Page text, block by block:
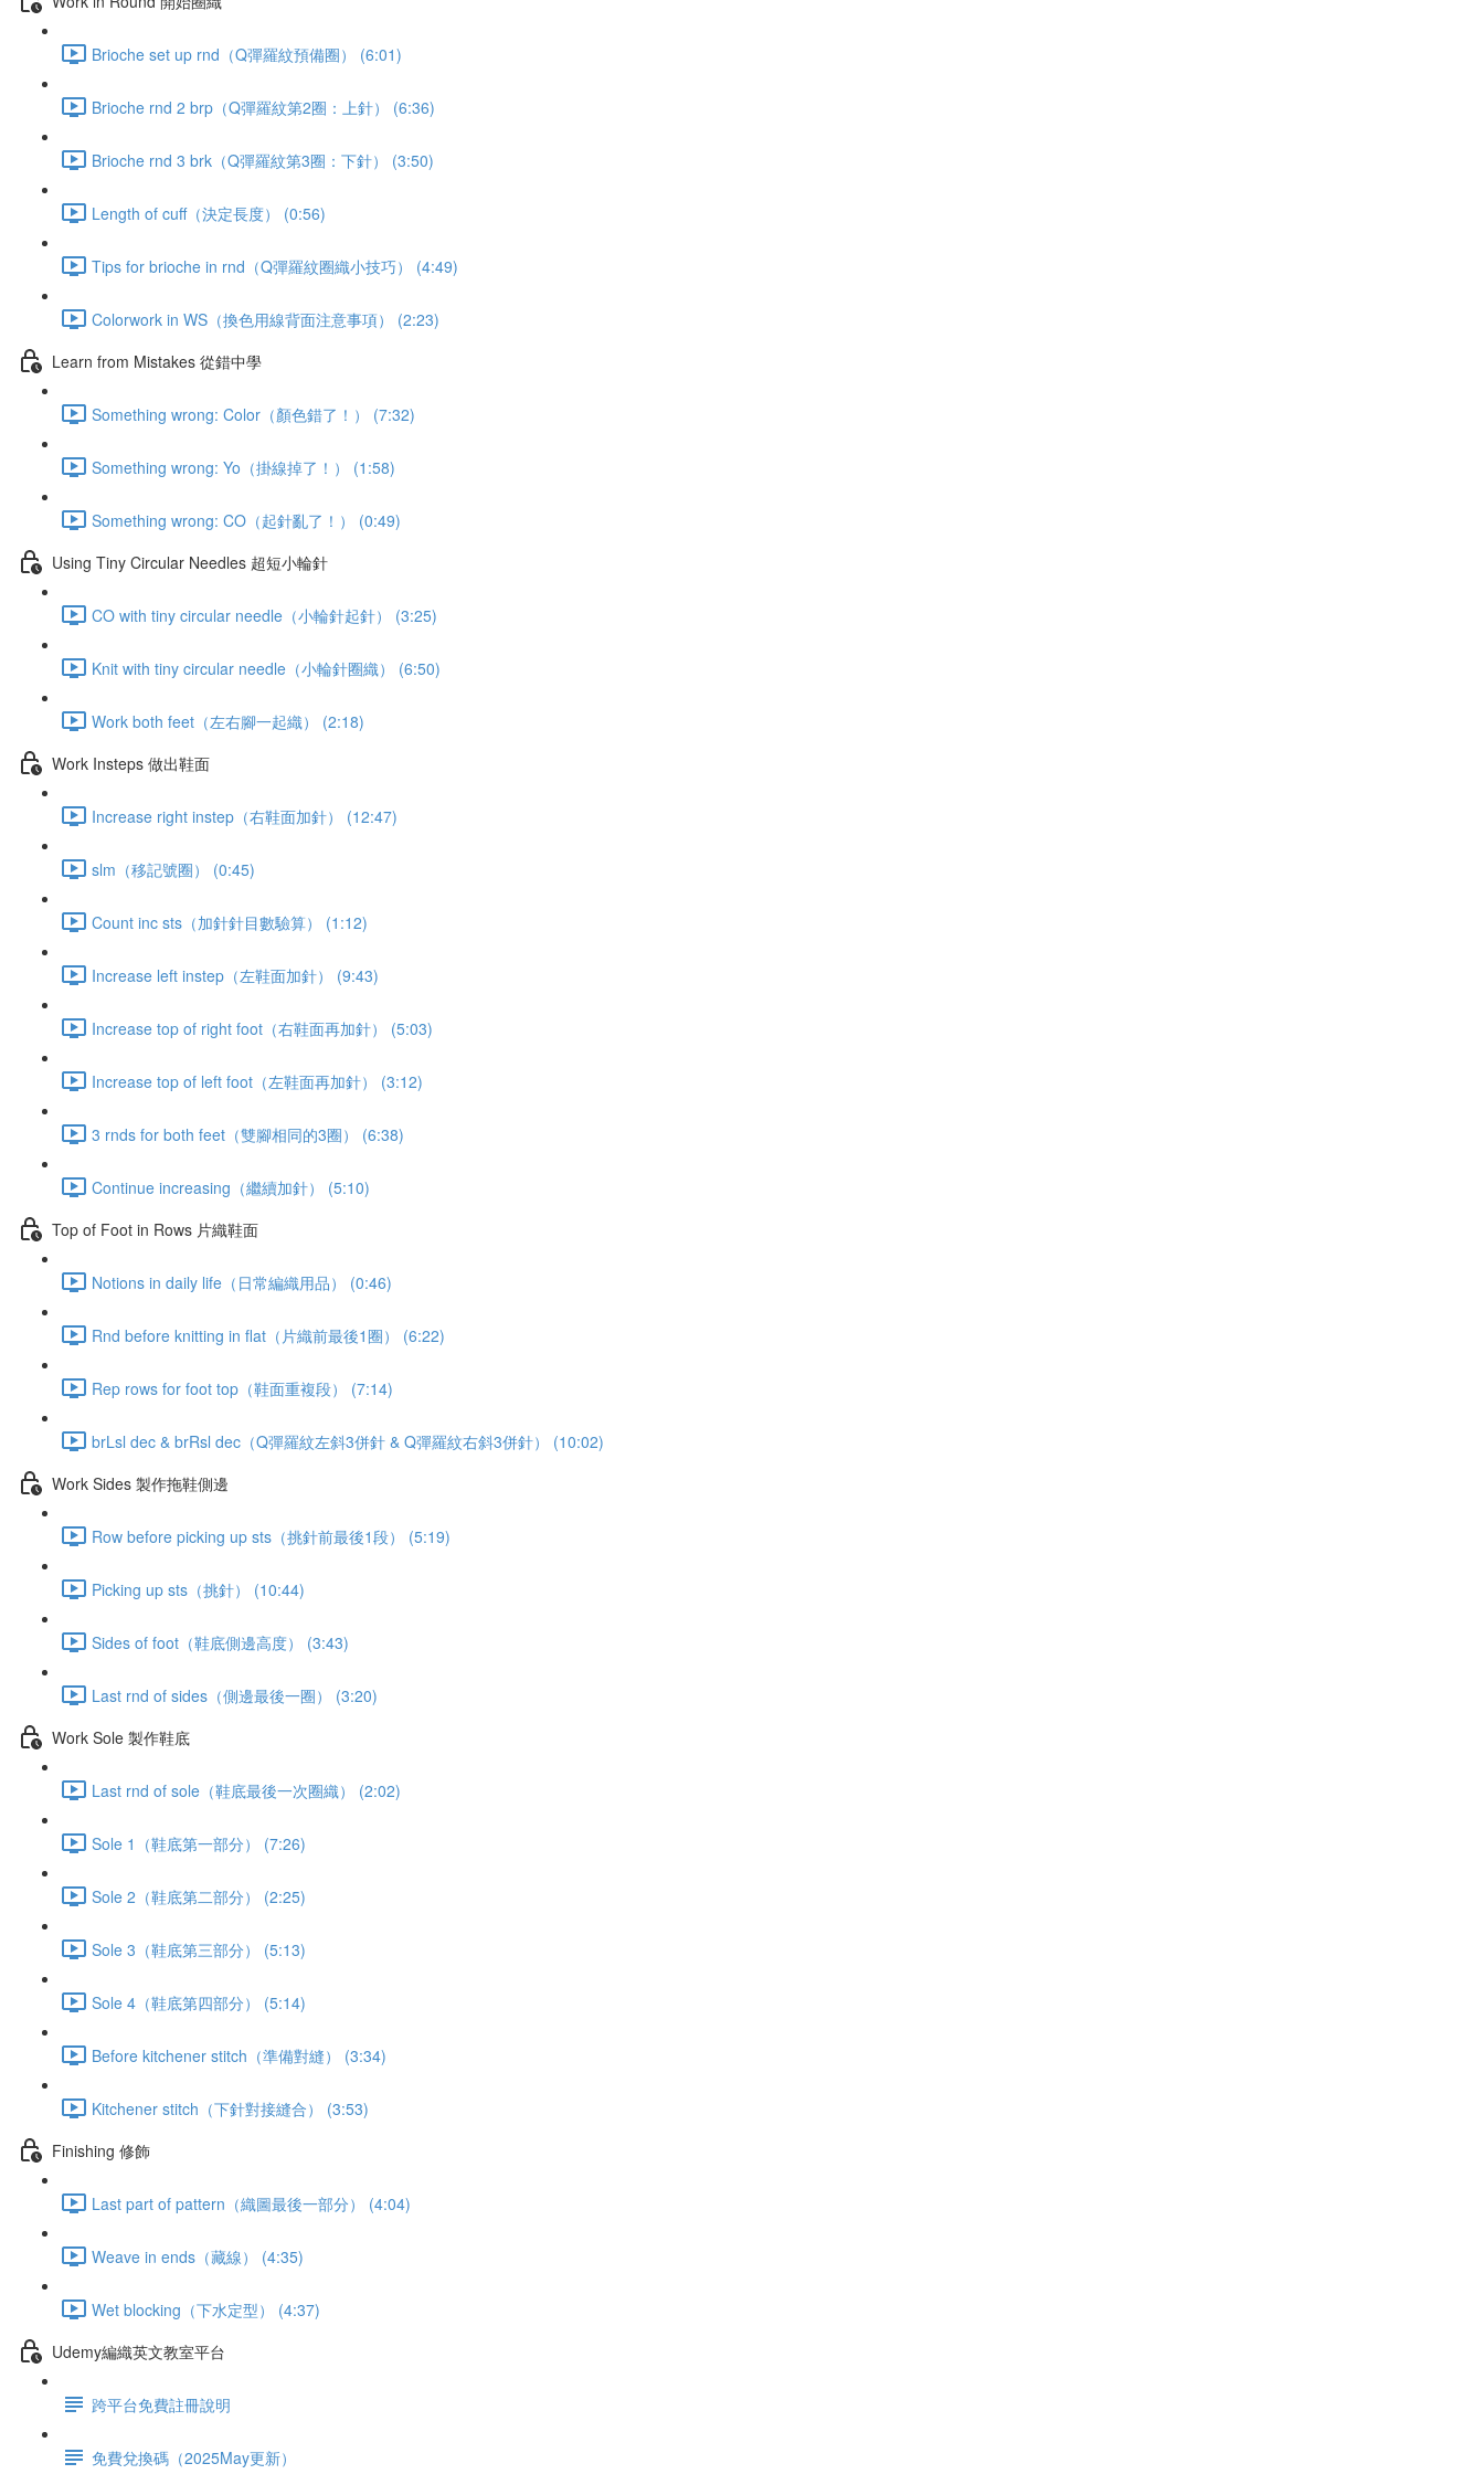
Brioche set up rnd（Q彈羅紋預備圈） (6:01)
Brioche rnd 2 brp（Q彈羅紋第2圈：上針） (6:36)
Brioche rnd 3 brk（Q彈羅紋第3圈：下針） (3:50)
Length of cuff（決定長度） (0:56)
Tips for brioche in rnd（Q彈羅紋圈織小技巧） (4:49)
Colorwork in WS（換色用線背面注意事項） (2:23)
Learn from Mistakes 從錯中學
Something wrong: Color（顏色錯了！） (7:32)
Something wrong: Yo（掛線掉了！） (1:58)
Something wrong: CO（起針亂了！） (0:49)
Using Tiny Circular Needles 超短小輪針
CO with tiny circular needle（小輪針起針） (3:25)
Knit with tiny circular needle（小輪針圈織） (6:50)
Work both feet（左右腳一起織） (2:18)
Work Insteps 做出鞋面
Increase right instep（右鞋面加針） (12:47)
slm（移記號圈） (0:45)
Count inc sts（加針針目數驗算） (1:12)
Increase left instep（左鞋面加針） (9:43)
Increase top of right foot（右鞋面再加針） (5:03)
Increase top of left foot（左鞋面再加針） (3:12)
3 rnds for both feet（雙腳相同的3圈） (6:38)
Continue increasing（繼續加針） (5:10)
Top of Foot in Rows 片織鞋面
Notions in daily life（日常編織用品） (0:46)
Rnd before knitting in flat（片織前最後1圈） (6:22)
Rep rows for foot top（鞋面重複段） (7:14)
brLsl dec & brRsl dec（Q彈羅紋左斜3併針 & Q彈羅紋右斜3併針） (10:02)
Work Sides 製作拖鞋側邊
Row before picking up sts（挑針前最後1段） (5:19)
Picking up sts（挑針） (10:44)
Sides of foot（鞋底側邊高度） (3:43)
Last rnd of sides（側邊最後一圈） (3:20)
Work Sole 製作鞋底
Last rnd of sole（鞋底最後一次圈織） (2:02)
Sole 1（鞋底第一部分） (7:26)
Sole 2（鞋底第二部分） (2:25)
Sole 3（鞋底第三部分） (5:13)
Sole 4（鞋底第四部分） (5:14)
Before kitchener stitch（準備對縫） (3:34)
Kitchener stitch（下針對接縫合） (3:53)
Finishing 修飾
Last part of pattern（織圖最後一部分） (4:04)
Weave in ends（藏線） (4:35)
Wet blocking（下水定型） (4:37)
Udemy編織英文教室平台
跨平台免費註冊說明
免費兌換碼（2025May更新）